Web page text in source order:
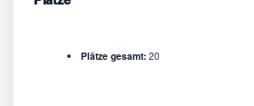
Plätze gesamt:20